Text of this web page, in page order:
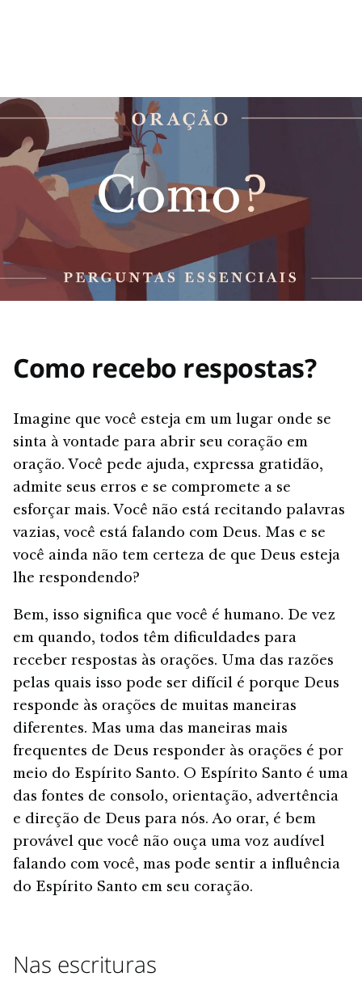
Como recebo respostas?
Imagine que você esteja em um lugar onde se
sinta à vontade para abrir seu coração em
oração. Você pede ajuda, expressa gratidão,
admite seus erros e se compromete a se
esforçar mais. Você não está recitando palavras
vazias, você está falando com Deus. Mas e se
você ainda não tem certeza de que Deus esteja
lhe respondendo?
Bem, isso significa que você é humano. De vez
em quando, todos têm dificuldades para
receber respostas às orações. Uma das razões
pelas quais isso pode ser difícil é porque Deus
responde às orações de muitas maneiras
diferentes. Mas uma das maneiras mais
frequentes de Deus responder às orações é por
meio do Espírito Santo. O Espírito Santo é uma
das fontes de consolo, orientação, advertência
e direção de Deus para nós. Ao orar, é bem
provável que você não ouça uma voz audível
falando com você, mas pode sentir a influência
do Espírito Santo em seu coração.
Nas escrituras